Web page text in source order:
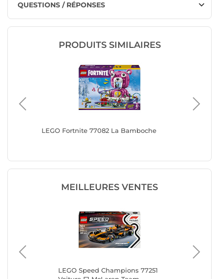
QUESTIONS / RÉPONSES
PRODUITS SIMILAIRES
LEGO Fortnite 77082 La Bamboche
MEILLEURES VENTES
LEGO Speed Champions 77251